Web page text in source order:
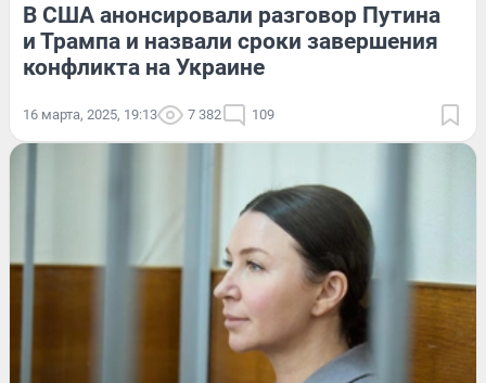
В США анонсировали разговор Путина
и Трампа и назвали сроки завершения
конфликта на Украине
16 марта, 2025, 19:13 7 382 109